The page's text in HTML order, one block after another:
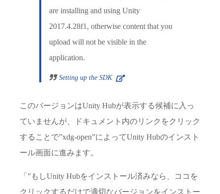
are installing and using Unity
2017.4.28f1, otherwise content that you
upload will not be visible in the
application.
Setting up the SDK
このバージョンはUnity Hubが表示する候補に入っ
ていませんが、ドキュメント内のリンクをクリック
することで”xdg-open”によってUnity Hubのインスト
ール画面に進みます。
「”もしUnity Hubをインストール済みなら、ココを
クリックするだけで適切なバージョンをインストー